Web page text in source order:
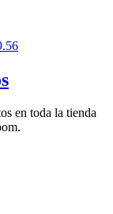
en toda la tienda